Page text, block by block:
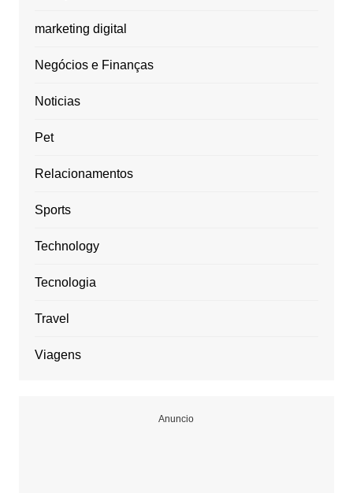
marketing digital
Negócios e Finanças
Noticias
Pet
Relacionamentos
Sports
Technology
Tecnologia
Travel
Viagens
Anuncio